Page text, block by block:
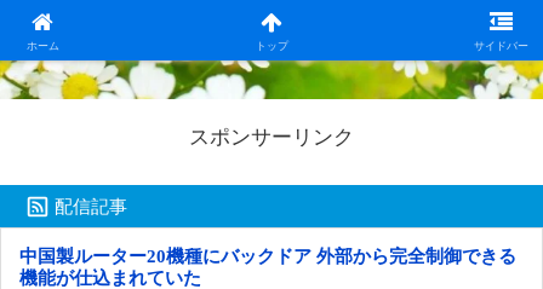
ホーム トップ サイドバー
日本第一！ニュース録
スポンサーリンク
配信記事
中国製ルーター20機種にバックドア 外部から完全制御できる
機能が仕込まれていた